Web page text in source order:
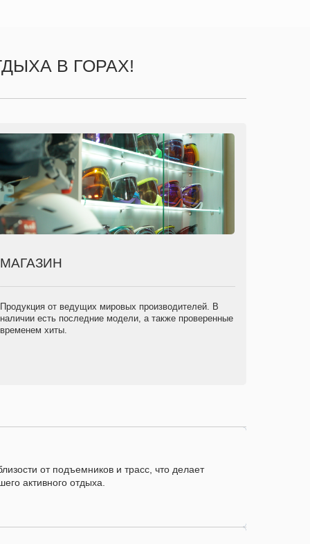
В ГОРАХ!
МАГАЗИН
Продукция от ведущих мировых производителей. В
наличии есть последние модели, а также проверенные
временем хиты.
от подъемников и трасс, что делает
активного отдыха.
от подъемников и трасс, что делает
активного отдыха.